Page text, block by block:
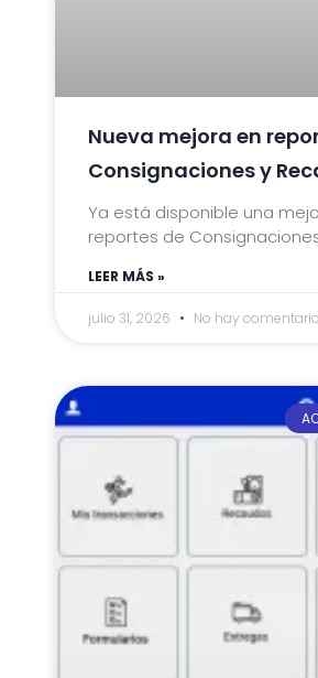
Nueva mejora en
Consignaciones y
Ya está disponible una
reportes de
LEER MÁS »
julio 31, 2026 No hay